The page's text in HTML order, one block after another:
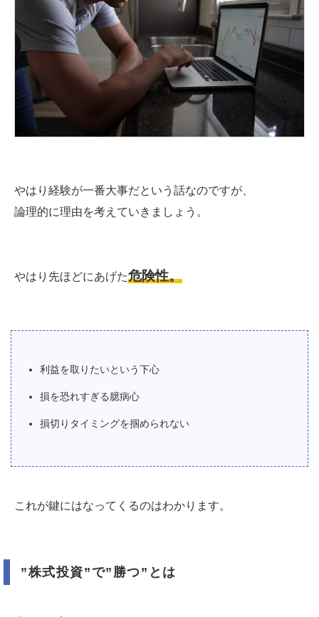
やはり経験が一番大事だという話なのですが、
論理的に理由を考えていきましょう。
やはり先ほどにあげた危険性。
利益を取りたいという下心
損を恐れすぎる臆病心
損切りタイミングを掴められない
これが鍵にはなってくるのはわかります。
”株式投資”で”勝つ”とは